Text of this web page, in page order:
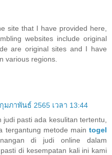
site that I have provided here,
websites include original
are original sites and I have
various regions.
มภาพันธ์ 2565 เวลา 13:44
pasti ada kesulitan tertentu,
tergantung metode main togel
di judi online dalam
di kesempatan kali ini kami